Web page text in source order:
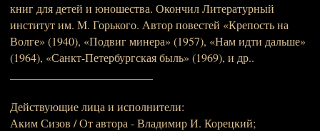
книг для детей и юношества. Окончил Литературный
институт им. М. Горького. Автор повестей «Крепость на
Волге» (1940), «Подвиг минера» (1957), «Нам идти дальше»
(1964), «Санкт-Петербургская быль» (1969), и др..
Действующие лица и исполнители:
Аким Сизов / От автора - Владимир И. Корецкий;